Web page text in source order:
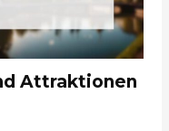
Attraktionen